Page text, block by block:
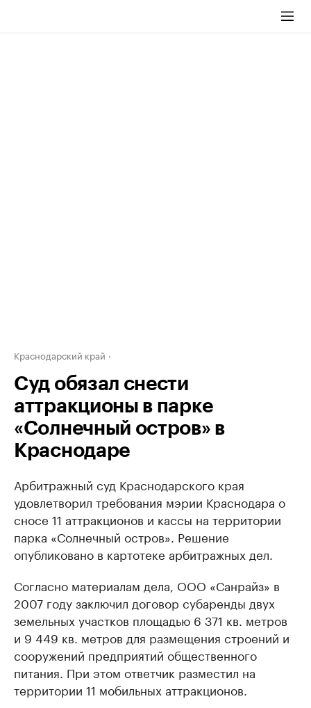
Краснодарский край
Суд обязал снести
аттракционы в парке
«Солнечный остров» в
Краснодаре
Арбитражный суд Краснодарского края
удовлетворил требования мэрии Краснодара о
сносе 11 аттракционов и кассы на территории
парка «Солнечный остров». Решение
опубликовано в картотеке арбитражных дел.
Согласно материалам дела, ООО «Санрайз» в
2007 году заключил договор субаренды двух
земельных участков площадью 6 371 кв. метров
и 9 449 кв. метров для размещения строений и
сооружений предприятий общественного
питания. При этом ответчик разместил на
территории 11 мобильных аттракционов.